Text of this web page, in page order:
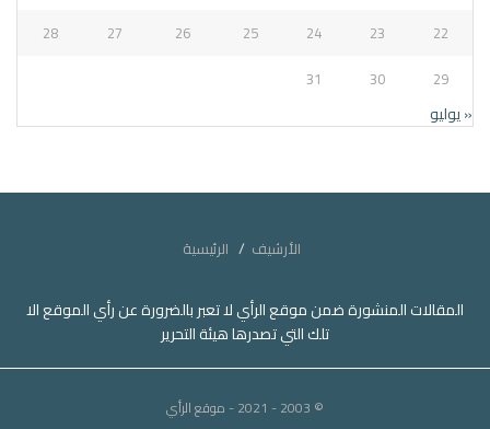
22
23
24
25
26
27
28
29
30
31
« يوليو
الأرشيف الرئيسية
المقالات المنشورة ضمن موقع الرأي لا تعبر بالضرورة عن رأي الموقع الا
تلك التي تصدرها هيئة التحرير
© 2003 - 2021 - موقع الرأي